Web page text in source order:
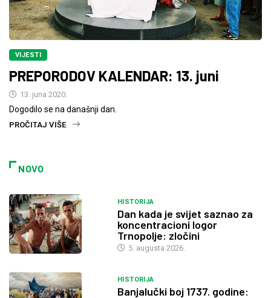
VIJESTI
PREPORODOV KALENDAR: 13. juni
13. juna 2020.
Dogodilo se na današnji dan.
PROČITAJ VIŠE
NOVO
HISTORIJA
Dan kada je svijet saznao za
koncentracioni logor
Trnopolje: zločini
5. augusta 2026.
HISTORIJA
Banjalučki boj 1737. godine: